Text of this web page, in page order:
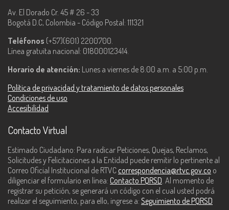
Av. El Dorado Cr. 45 # 26 - 33
Bogotá D.C, Colombia - Código Postal: 111321
Teléfonos (+57)(601) 2200700.
Línea gratuita nacional: 018000123414.
Horario de atención: Lunes a viernes de 8:00 a.m. a 5:00 p.m.
Política de privacidad y tratamiento de datos personales
Condiciones de uso
Accesibilidad
Contacto Virtual
Estimado Ciudadano: Para radicar Peticiones, Quejas, Reclamos,
Solicitudes y Felicitaciones a la Entidad puede remitir lo pertinente al
Correo Oficial Institucional de RTVC correspondencia@rtvc.gov.co o
diligenciar el formulario en línea: Contacto PQRSD. Al momento de
registrar su petición, se generará un código con el cual usted podrá
realizar el seguimiento, para ello, ingrese a: Seguimiento de PQRSD